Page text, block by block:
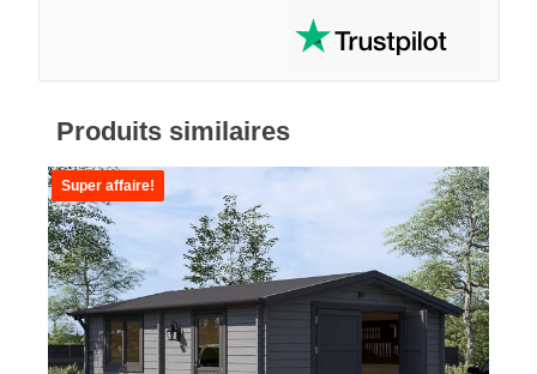
Produits similaires
Super affaire!